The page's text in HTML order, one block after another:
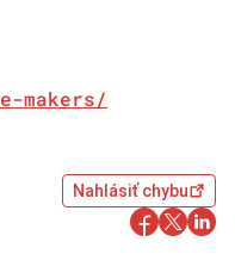
makers/
Nahlásiť chybu